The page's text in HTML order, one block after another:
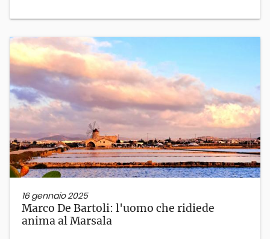
16 gennaio 2025
Marco De Bartoli: l'uomo che ridiede
anima al Marsala